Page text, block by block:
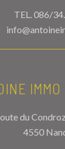
TEL.086/
du
4550